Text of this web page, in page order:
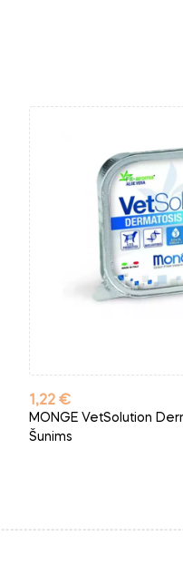
Kaina
1,22 €
MONGE VetSolution
Šunims